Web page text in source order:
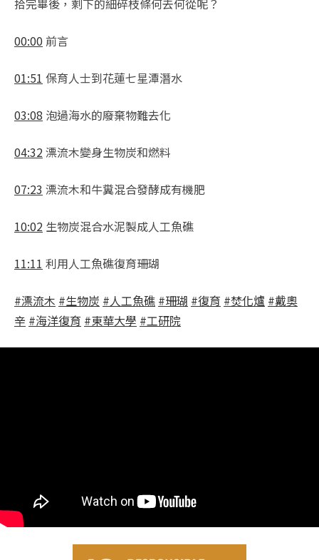
拾完畢後，剩下的細碎枝條何去何從呢？
00:00 前言
01:51 保育人士到花蓮七星潭潛水
03:08 泡過海水的廢棄物難去化
04:32漂流木變身生物炭和燃料
07:23 漂流木和牛糞混合發酵成有機肥
10:02 生物炭混合水泥製成人工魚礁
11:11 利用人工魚礁復育珊瑚
#漂流木 #生物炭 #人工魚礁 #珊瑚 #復育 #焚化爐 #戴奧
辛 #海洋復育 #東華大學 #工研院